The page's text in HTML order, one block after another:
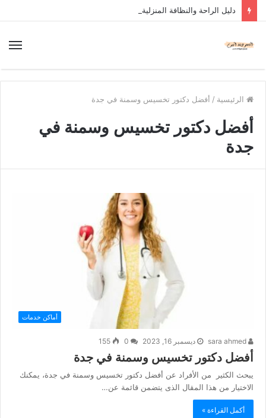
دليل الراحة والنظافة المنزلية
الرئيسية / أفضل دكتور تخسيس وسمنة في جدة
أفضل دكتور تخسيس وسمنة في
جدة
أماكن خدمات
ديسمبر 16, 2023 155
أفضل دكتور تخسيس وسمنة في جدة
يبحث الكثير من الأفراد عن أفضل دكتور تخسيس وسمنة في جدة، يمكنك
الاختيار من هذا المقال الذى يتضمن قائمة عن…
أكمل القراءة »